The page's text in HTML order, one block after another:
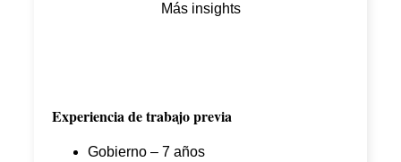
Más insights
Experiencia de trabajo previa
Gobierno – 7 años